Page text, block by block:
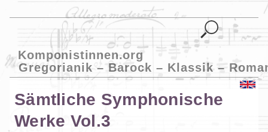
Komponistinnen.org
Gregorianik – Barock – Klassik –
Sämtliche Symphonische
Werke Vol.3